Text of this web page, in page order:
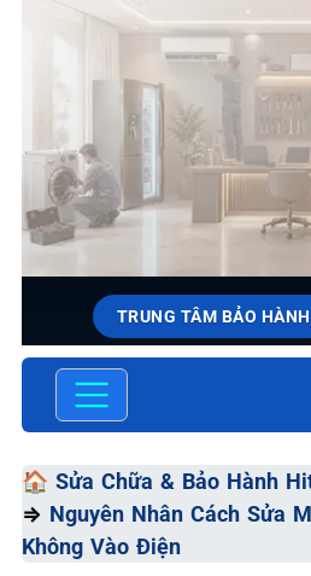
TRUNG TÂM BẢO
SỬA CHỮA &
Đa
🏠 Sửa Chữa & Bảo Hành
⇒ Nguyên Nhân Cách Sửa
Không Vào Điện